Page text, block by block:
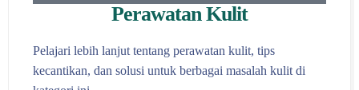
Perawatan Kulit
Pelajari lebih lanjut tentang perawatan kulit, tips
kecantikan, dan solusi untuk berbagai masalah kulit di